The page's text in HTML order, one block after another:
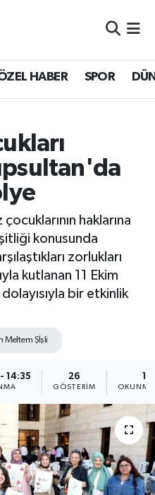
HABER SPOR
haklarına
konusunda
zorlukları
kutlanan 11 Ekim
bir etkinlik
Meltem Şİşli
14:35 26
GÖSTERIM
ve Fikstür